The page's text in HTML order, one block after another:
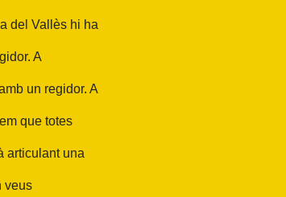
del Vallès hi ha
A
un regidor. A
que totes
articulant una
veus